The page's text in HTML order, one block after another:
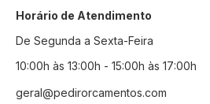
Horário de Atendimento
De Segunda a Sexta-Feira
10:00h às 13:00h - 15:00h às 17:00h
geral@pedirorcamentos.com